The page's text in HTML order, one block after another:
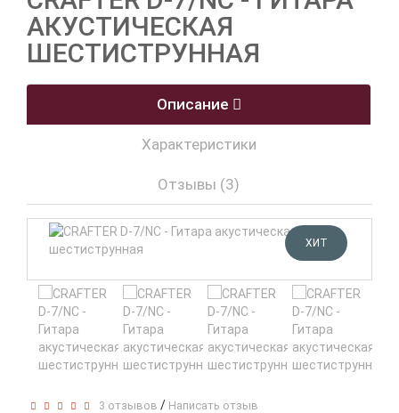
АКУСТИЧЕСКАЯ
ШЕСТИСТРУННАЯ
Описание
Характеристики
Отзывы (3)
ХИТ
3 отзывов / Написать отзыв